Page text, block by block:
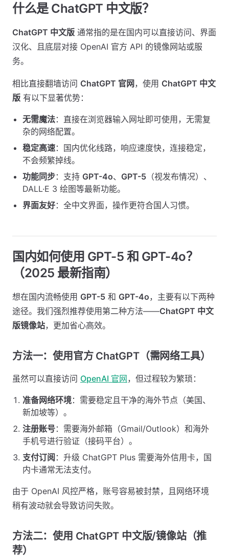
什么是 ChatGPT 中文版？
ChatGPT 中文版 通常指的是在国内可以直接访问、界面
汉化、且底层对接 OpenAI 官方 API 的镜像网站或服
务。
相比直接翻墙访问 ChatGPT 官网，使用 ChatGPT 中文
版 有以下显著优势：
无需魔法：直接在浏览器输入网址即可使用，无需复
杂的网络配置。
稳定高速：国内优化线路，响应速度快，连接稳定，
不会频繁掉线。
功能同步：支持 GPT-4o、 GPT-5 （视发布情况）、
DALL·E 3 绘图等最新功能。
界面友好：全中文界面，操作更符合国人习惯。
国内如何使用 GPT-5 和 GPT-4o？
（2025 最新指南）
想在国内流畅使用 GPT-5 和 GPT-4o，主要有以下两种
途径。我们强烈推荐使用第二种方法——ChatGPT 中文
版镜像站，更加省心高效。
方法一：使用官方 ChatGPT（需网络工具）
虽然可以直接访问 OpenAI 官网，但过程较为繁琐：
准备网络环境：需要稳定且干净的海外节点（美国、
新加坡等）。
注册账号：需要海外邮箱（Gmail/Outlook）和海外
手机号进行验证（接码平台）。
支付订阅 ：升级 ChatGPT Plus 需要海外信用卡，国
内卡通常无法支付。
由于 OpenAI 风控严格，账号容易被封禁，且网络环境
稍有波动就会导致访问失败。
方法二：使用 ChatGPT 中文版/镜像站（推
荐）